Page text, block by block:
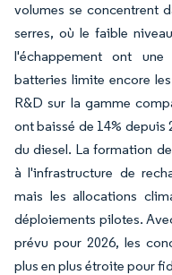
volumes se concentrent
serres, où le faible
l'échappement ont
batteries limite encore
R&D sur la gamme
ont baissé de 14% depuis
du diesel. La formation
à l'infrastructure de
mais les allocations
déploiements pilotes.
prévu pour 2026, les
plus en plus étroite pour